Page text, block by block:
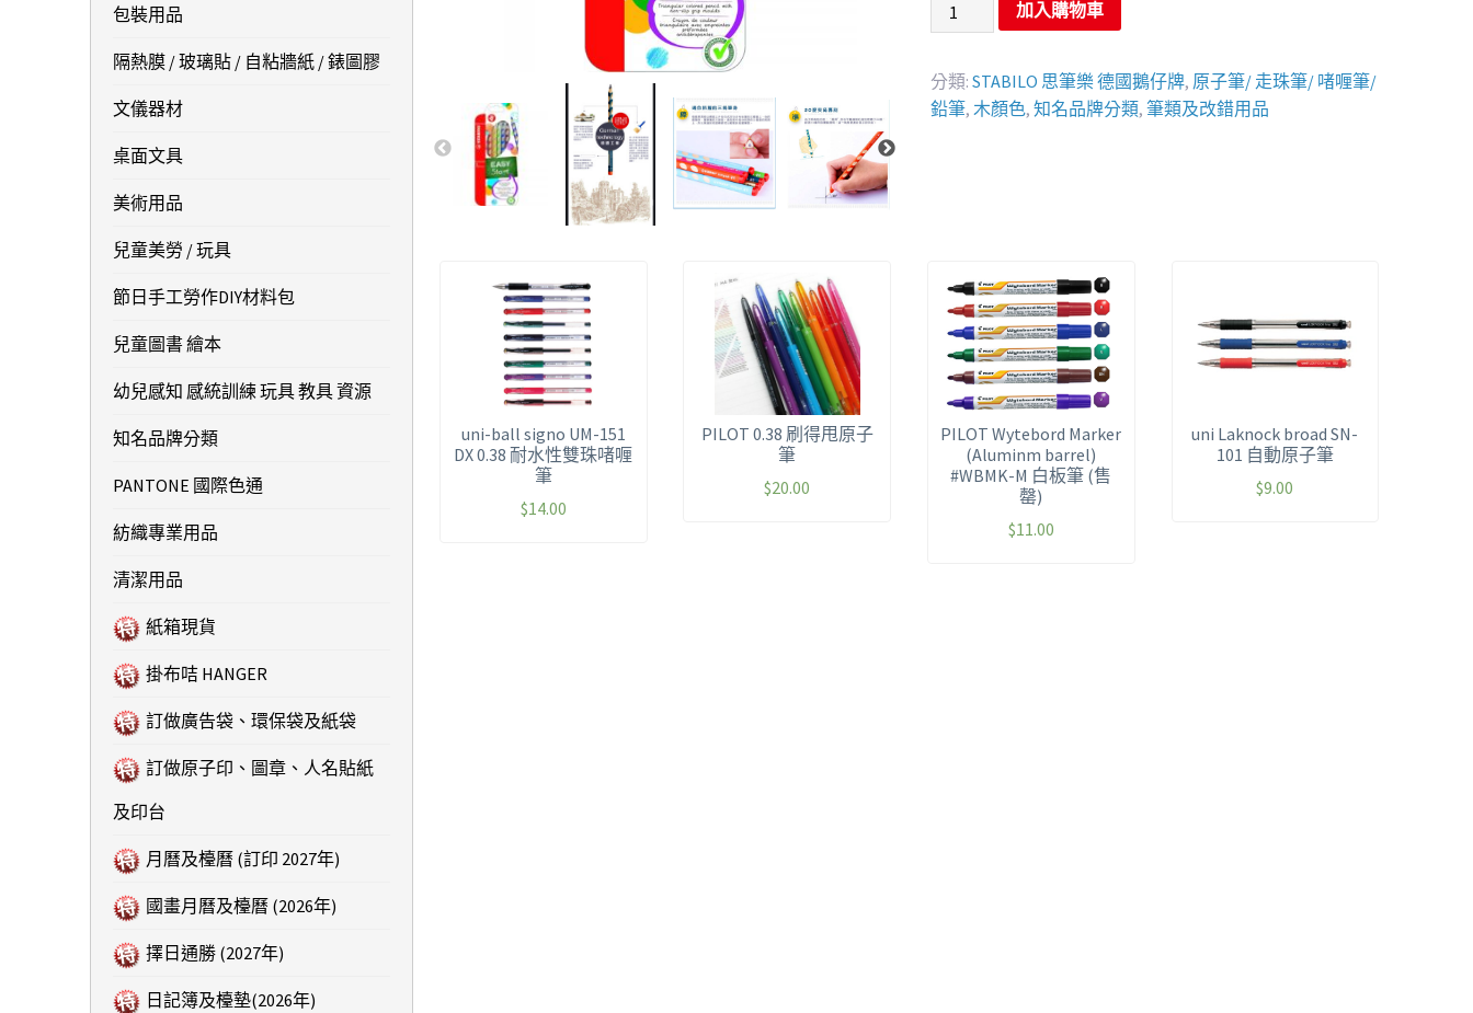
加入購物車
分類: STABILO 思筆樂 德國鵝仔牌, 原子筆/ 走珠筆/ 啫喱筆/
鉛筆, 木顏色, 知名品牌分類, 筆類及改錯用品
uni-ball signo UM-151
DX 0.38 耐水性雙珠啫喱
筆
$14.00
PILOT 0.38 刷得甩原子
筆
$20.00
PILOT Wytebord Marker
(Aluminm barrel)
#WBMK-M 白板筆 (售
罄)
$11.00
uni Laknock broad SN-
101 自動原子筆
$9.00
包裝用品
隔熱膜 / 玻璃貼 / 自粘牆紙 / 錶圖膠
文儀器材
桌面文具
美術用品
兒童美勞 / 玩具
節日手工勞作DIY材料包
兒童圖書 繪本
幼兒感知 感統訓練 玩具 教具 資源
知名品牌分類
PANTONE 國際色通
紡織專業用品
清潔用品
紙箱現貨
掛布咭 HANGER
訂做廣告袋、環保袋及紙袋
訂做原子印、圖章、人名貼紙
及印台
月曆及檯曆 (訂印 2027年)
國畫月曆及檯曆 (2026年)
擇日通勝 (2027年)
日記簿及檯墊(2026年)